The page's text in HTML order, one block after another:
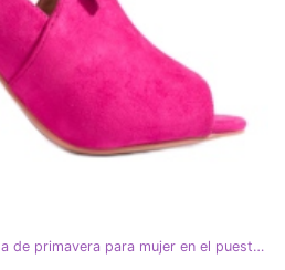
W. Potocki Botas de ante rosa de primavera para mujer en el puesto de Potocki